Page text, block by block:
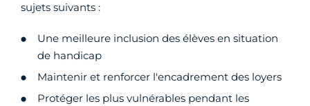
sujets suivants :
Une meilleure inclusion des élèves en situation
de handicap
Maintenir et renforcer l'encadrement des loyers
Protéger les plus vulnérables pendant les